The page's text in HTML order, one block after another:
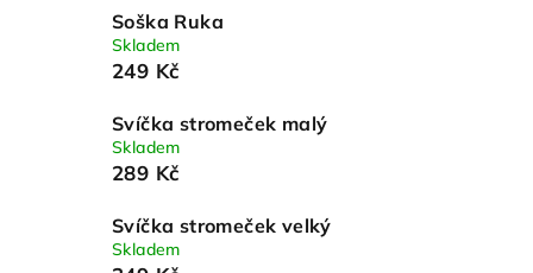
Soška Ruka
Skladem
249 Kč
Svíčka stromeček malý
Skladem
289 Kč
Svíčka stromeček velký
Skladem